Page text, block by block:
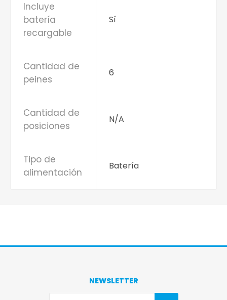
Incluye
batería
recargable
Sí
Cantidad de
peines
6
Cantidad de
posiciones
N/A
Tipo de
alimentación
Batería
NEWSLETTER